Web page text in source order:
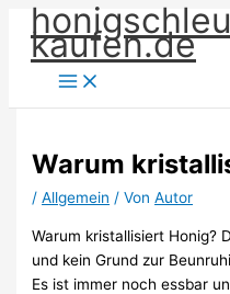
Zum
Inhalt
springen
kaufen.de
Warum
/Allgemein / VonAutor
Warum kristallisiert Honig?
und kein Grund zur
Es ist immer noch essbar